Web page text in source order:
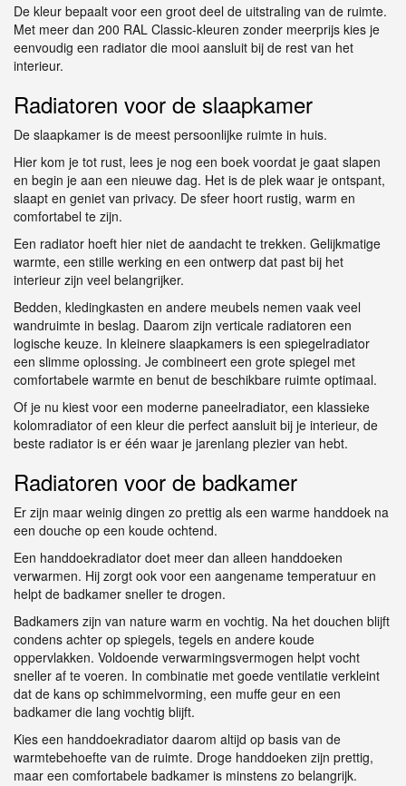
De kleur bepaalt voor een groot deel de uitstraling van de ruimte.
Met meer dan 200 RAL Classic-kleuren zonder meerprijs kies je
eenvoudig een radiator die mooi aansluit bij de rest van het
interieur.
Radiatoren voor de slaapkamer
De slaapkamer is de meest persoonlijke ruimte in huis.
Hier kom je tot rust, lees je nog een boek voordat je gaat slapen
en begin je aan een nieuwe dag. Het is de plek waar je ontspant,
slaapt en geniet van privacy. De sfeer hoort rustig, warm en
comfortabel te zijn.
Een radiator hoeft hier niet de aandacht te trekken. Gelijkmatige
warmte, een stille werking en een ontwerp dat past bij het
interieur zijn veel belangrijker.
Bedden, kledingkasten en andere meubels nemen vaak veel
wandruimte in beslag. Daarom zijn verticale radiatoren een
logische keuze. In kleinere slaapkamers is een spiegelradiator
een slimme oplossing. Je combineert een grote spiegel met
comfortabele warmte en benut de beschikbare ruimte optimaal.
Of je nu kiest voor een moderne paneelradiator, een klassieke
kolomradiator of een kleur die perfect aansluit bij je interieur, de
beste radiator is er één waar je jarenlang plezier van hebt.
Radiatoren voor de badkamer
Er zijn maar weinig dingen zo prettig als een warme handdoek na
een douche op een koude ochtend.
Een handdoekradiator doet meer dan alleen handdoeken
verwarmen. Hij zorgt ook voor een aangename temperatuur en
helpt de badkamer sneller te drogen.
Badkamers zijn van nature warm en vochtig. Na het douchen blijft
condens achter op spiegels, tegels en andere koude
oppervlakken. Voldoende verwarmingsvermogen helpt vocht
sneller af te voeren. In combinatie met goede ventilatie verkleint
dat de kans op schimmelvorming, een muffe geur en een
badkamer die lang vochtig blijft.
Kies een handdoekradiator daarom altijd op basis van de
warmtebehoefte van de ruimte. Droge handdoeken zijn prettig,
maar een comfortabele badkamer is minstens zo belangrijk.